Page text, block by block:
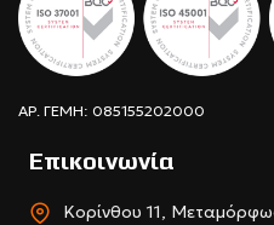
ΑΡ. ΓΕΜΗ: 085155202000
Επικοινωνία
Κορίνθου 11,